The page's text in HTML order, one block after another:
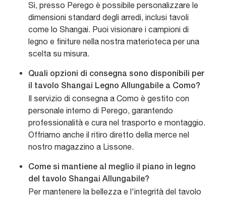
Sì, presso Perego è possibile personalizzare le
dimensioni standard degli arredi, inclusi tavoli
come lo Shangai. Puoi visionare i campioni di
legno e finiture nella nostra materioteca per una
scelta su misura.
Quali opzioni di consegna sono disponibili per
il tavolo Shangai Legno Allungabile a Como?
Il servizio di consegna a Como è gestito con
personale interno di Perego, garantendo
professionalità e cura nel trasporto e montaggio.
Offriamo anche il ritiro diretto della merce nel
nostro magazzino a Lissone.
Come si mantiene al meglio il piano in legno
del tavolo Shangai Allungabile?
Per mantenere la bellezza e l'integrità del tavolo